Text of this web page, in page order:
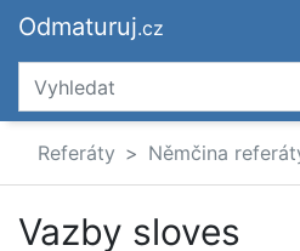
Odmaturuj.cz
Referáty Němčina
Vazby sloves